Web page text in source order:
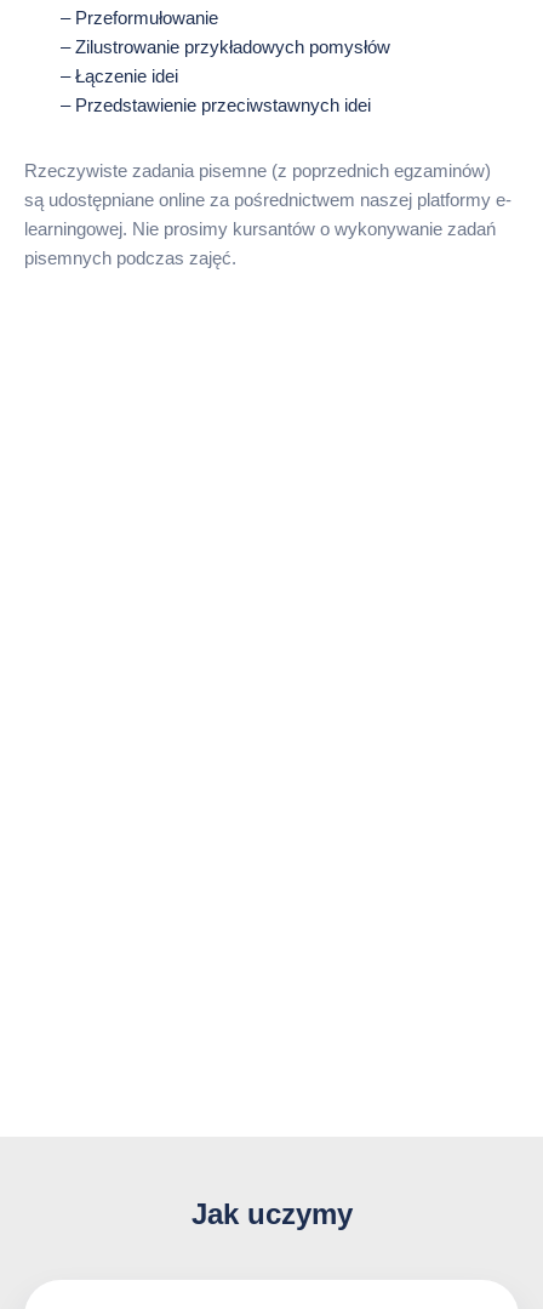
– Przeformułowanie
– Zilustrowanie przykładowych pomysłów
– Łączenie idei
– Przedstawienie przeciwstawnych idei
Rzeczywiste zadania pisemne (z poprzednich egzaminów)
są udostępniane online za pośrednictwem naszej platformy e-
learningowej. Nie prosimy kursantów o wykonywanie zadań
pisemnych podczas zajęć.
Jak uczymy